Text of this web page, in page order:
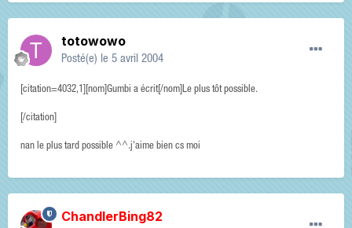
totowowo
Posté(e) le 5 avril 2004
[citation=4032,1][nom]Gumbi a écrit[/nom]Le plus tôt possible.
[/citation]
nan le plus tard possible ^^.j'aime bien cs moi
ChandlerBing82